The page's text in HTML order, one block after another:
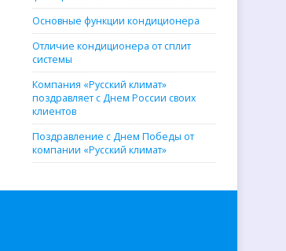
Основные функции кондиционера
Отличие кондиционера от сплит
системы
Компания «Русский климат»
поздравляет с Днем России своих
клиентов
Поздравление с Днем Победы от
компании «Русский климат»